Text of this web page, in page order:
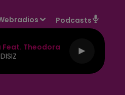
Podcasts
Theodora
DISIZ